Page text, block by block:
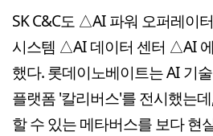
SK C&C도 △AI 파워 오퍼레이
시스템 △AI 데이터 센터 △AI
했다. 롯데이노베이트는 AI 기
플랫폼 '칼리버스'를 전시했는
할 수 있는 메타버스를 보다 현